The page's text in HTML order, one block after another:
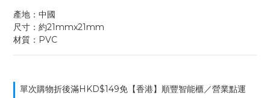
產地：中國
尺寸：約21mmx21mm
材質：PVC
單次購物折後滿HKD$149免【香港】順豐智能櫃／營業點運